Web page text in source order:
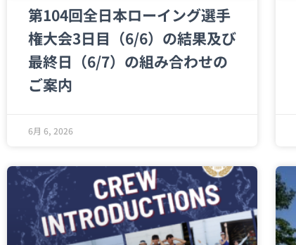
第104回全日本ローイング選手
権大会3日目（6/6）の結果及び
最終日（6/7）の組み合わせの
ご案内
6月 6, 2026